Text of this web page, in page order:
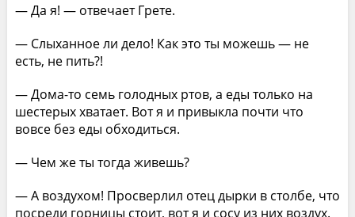
— Да я! — отвечает Грете.
— Слыханное ли дело! Как это ты можешь — не
есть, не пить?!
— Дома-то семь голодных ртов, а еды только на
шестерых хватает. Вот я и привыкла почти что
вовсе без еды обходиться.
— Чем же ты тогда живешь?
— А воздухом! Просверлил отец дырки в столбе, что
посреди горницы стоит, вот я и сосу из них воздух.